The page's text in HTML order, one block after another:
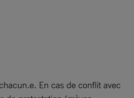
En cas de conflit avec